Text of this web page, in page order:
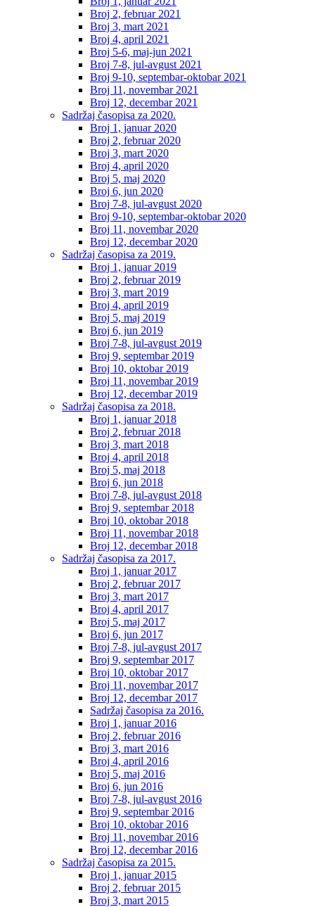
Broj 2, februar 2021
Broj 3, mart 2021
Broj 4, april 2021
Broj 5-6, maj-jun 2021
Broj 7-8, jul-avgust 2021
Broj 9-10, septembar-oktobar 2021
Broj 11, novembar 2021
Broj 12, decembar 2021
Sadržaj časopisa za 2020.
Broj 1, januar 2020
Broj 2, februar 2020
Broj 3, mart 2020
Broj 4, april 2020
Broj 5, maj 2020
Broj 6, jun 2020
Broj 7-8, jul-avgust 2020
Broj 9-10, septembar-oktobar 2020
Broj 11, novembar 2020
Broj 12, decembar 2020
Sadržaj časopisa za 2019.
Broj 1, januar 2019
Broj 2, februar 2019
Broj 3, mart 2019
Broj 4, april 2019
Broj 5, maj 2019
Broj 6, jun 2019
Broj 7-8, jul-avgust 2019
Broj 9, septembar 2019
Broj 10, oktobar 2019
Broj 11, novembar 2019
Broj 12, decembar 2019
Sadržaj časopisa za 2018.
Broj 1, januar 2018
Broj 2, februar 2018
Broj 3, mart 2018
Broj 4, april 2018
Broj 5, maj 2018
Broj 6, jun 2018
Broj 7-8, jul-avgust 2018
Broj 9, septembar 2018
Broj 10, oktobar 2018
Broj 11, novembar 2018
Broj 12, decembar 2018
Sadržaj časopisa za 2017.
Broj 1, januar 2017
Broj 2, februar 2017
Broj 3, mart 2017
Broj 4, april 2017
Broj 5, maj 2017
Broj 6, jun 2017
Broj 7-8, jul-avgust 2017
Broj 9, septembar 2017
Broj 10, oktobar 2017
Broj 11, novembar 2017
Broj 12, decembar 2017
Sadržaj časopisa za 2016.
Broj 1, januar 2016
Broj 2, februar 2016
Broj 3, mart 2016
Broj 4, april 2016
Broj 5, maj 2016
Broj 6, jun 2016
Broj 7-8, jul-avgust 2016
Broj 9, septembar 2016
Broj 10, oktobar 2016
Broj 11, novembar 2016
Broj 12, decembar 2016
Sadržaj časopisa za 2015.
Broj 1, januar 2015
Broj 2, februar 2015
Broj 3, mart 2015